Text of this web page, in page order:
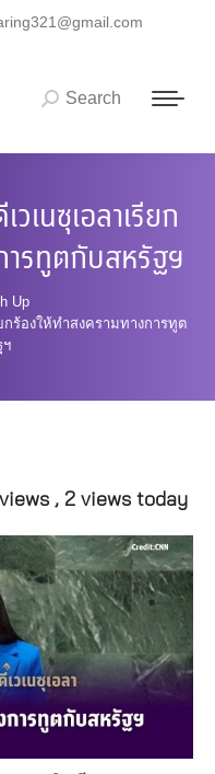
Search:
Search
เนซุเอลาเรียก
ารทูตกับสหรัฐฯ
Up
กร้องให้ทำสงครามทางการทูต
ฯ
, 2 views today